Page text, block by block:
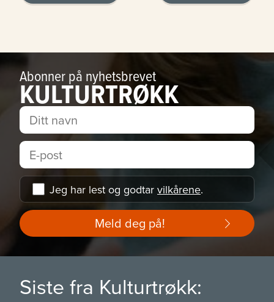
Abonner på nyhetsbrevet
KULTURTRØKK
Jeg har lest og godtar vilkårene.
Meld deg på!
Siste fra Kulturtrøkk: